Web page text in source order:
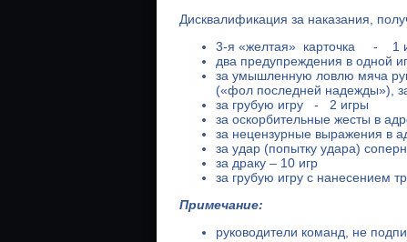
Дисквалификация за наказания,
3-я «желтая» карточка - 1
два предупреждения в одной
за умышленную ловлю мяча
(«фол последней надежды»),
за грубую игру - 2 игры
за оскорбительные жесты в
за нецензурные выражения в
за удар (попытку удара)
за драку – 10 игр
за грубую игру с нанесением
Примечание:
руководители команд, не